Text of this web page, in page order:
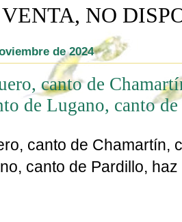
NO
de 2024
canto de
de Lugano, canto
canto de Chamartín,
canto de Pardillo,